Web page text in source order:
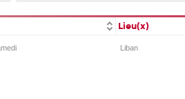
Lieu(x)
Liban